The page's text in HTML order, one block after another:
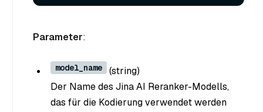
Parameter:
model_name (string)
Der Name des Jina AI Reranker-Modells,
das für die Kodierung verwendet werden